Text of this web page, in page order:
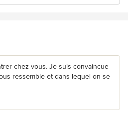
chez vous. Je suis convaincue
ressemble et dans lequel on se